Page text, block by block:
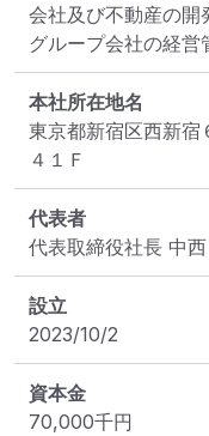
会社及び不動産の開
グループ会社の経
本社所在地名
東京都新宿区西新宿
４１Ｆ
代表者
代表取締役社長 中
設立
2023/10/2
資本金
70,000千円